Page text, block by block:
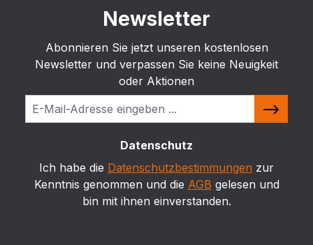
Newsletter
Abonnieren Sie jetzt unseren kostenlosen
Newsletter und verpassen Sie keine Neuigkeit
oder Aktionen
Datenschutz
Ich habe die Datenschutzbestimmungen zur
Kenntnis genommen und die AGB gelesen und
bin mit ihnen einverstanden.